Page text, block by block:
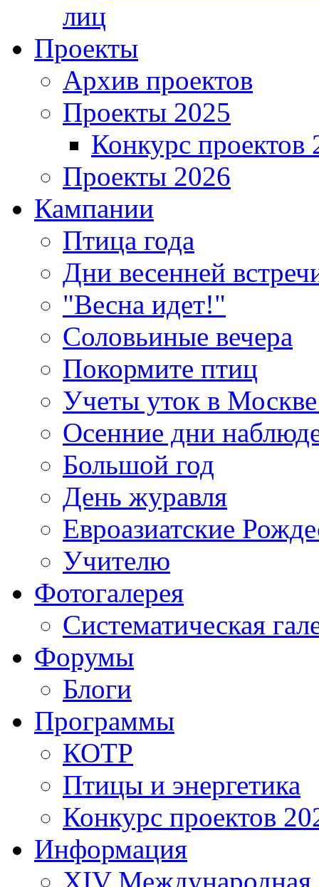
лиц
Проекты
Архив проектов
Проекты 2025
Конкурс проектов
Проекты 2026
Кампании
Птица года
Дни весенней
"Весна идет!"
Соловьиные вечера
Покормите птиц
Учеты уток в
Осенние дни
Большой год
День журавля
Евроазиатские
Учителю
Фотогалерея
Систематическая
Форумы
Блоги
Программы
КОТР
Птицы и энергетика
Конкурс проектов
Информация